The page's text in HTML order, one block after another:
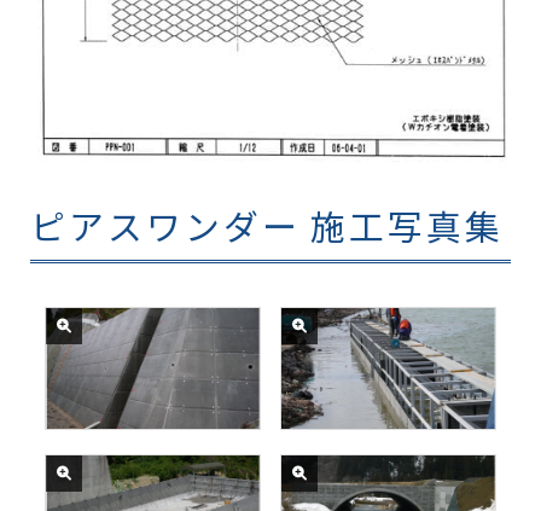
ピアスワンダー 施工写真集
山形県村山総合支庁発注
「留山川ダム沢止工事」
国交省秋田河川国道事務所発
注
「前郷地区環境整備工事」
（水中コンクリート施工）
国交省新庄河川事務所発注
「赤砂第8砂防えん堤工事」
国土交通省山形河川国道事務
所発注
「前坂道路改良工事」